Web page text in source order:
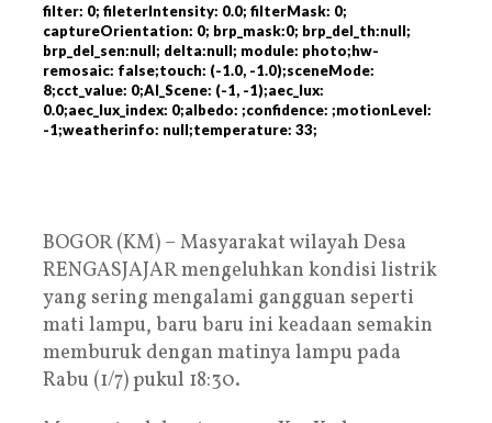
filter: 0; fileterIntensity: 0.0; filterMask: 0;
captureOrientation: 0; brp_mask:0; brp_del_th:null;
brp_del_sen:null; delta:null; module: photo;hw-
remosaic: false;touch: (-1.0, -1.0);sceneMode:
8;cct_value: 0;AI_Scene: (-1, -1);aec_lux:
0.0;aec_lux_index: 0;albedo: ;confidence: ;motionLevel:
-1;weatherinfo: null;temperature: 33;
BOGOR (KM) – Masyarakat wilayah Desa
RENGASJAJAR mengeluhkan kondisi listrik
yang sering mengalami gangguan seperti
mati lampu, baru baru ini keadaan semakin
memburuk dengan matinya lampu pada
Rabu (1/7) pukul 18:30.